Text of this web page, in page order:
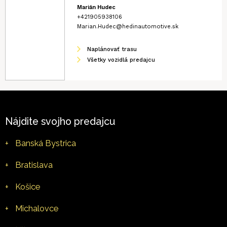
Marián Hudec
+421905938106
Marian.Hudec@hedinautomotive.sk
Naplánovať trasu
Všetky vozidlá predajcu
Nájdite svojho predajcu
+ Banská Bystrica
+ Bratislava
+ Košice
+ Michalovce